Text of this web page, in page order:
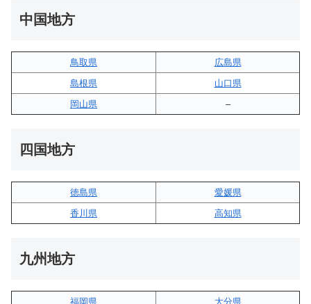
中国地方
鳥取県
広島県
島根県
山口県
岡山県
–
四国地方
徳島県
愛媛県
香川県
高知県
九州地方
福岡県 大分県